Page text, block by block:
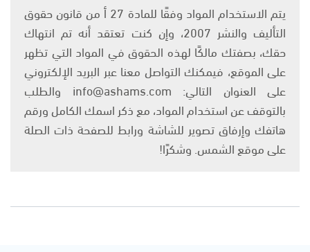
يتم الاستخدام المواد وفقًا للمادة 27 أ من قانون حقوق
التأليف والنشر 2007، وإن كنت تعتقد أنه تم انتهاك
حقك، بصفتك مالكًا لهذه الحقوق في المواد التي تظهر
على الموقع، فيمكنك التواصل معنا عبر البريد الإلكتروني
على العنوان التالي: info@ashams.com والطلب
بالتوقف عن استخدام المواد، مع ذكر اسمك الكامل ورقم
هاتفك وإرفاق تصوير للشاشة ورابط للصفحة ذات الصلة
على موقع الشمس. وشكرًا!